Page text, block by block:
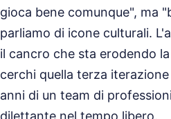
gioca bene comunque", ma
parliamo di icone culturali.
il cancro che sta erodendo
cerchi quella terza
anni di un team di
dilettante nel tempo libero.